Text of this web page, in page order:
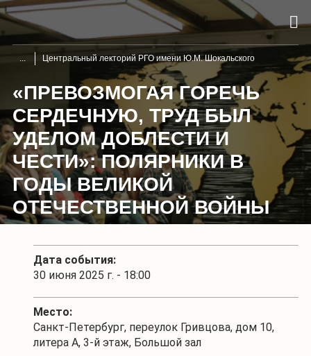
Центральный лекторий РГО имени Ю.М. Шокальского
«ПРЕВОЗМОГАЯ ГОРЕЧЬ
СЕРДЕЧНУЮ, ТРУД БЫЛ
УДЕЛОМ ДОБЛЕСТИ И
ЧЕСТИ»: ПОЛЯРНИКИ В
ГОДЫ ВЕЛИКОЙ
ОТЕЧЕСТВЕННОЙ ВОЙНЫ
Дата события:
30 июня 2025 г. - 18:00
Место:
Санкт-Петербург, переулок Гривцова, дом 10,
литера А, 3-й этаж, Большой зал